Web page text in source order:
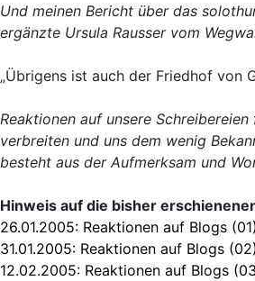
Und meinen Bericht über das
ergänzte Ursula Rausser vom
„Übrigens ist auch der Friedhof von
Reaktionen auf unsere
verbreiten und uns dem wenig
besteht aus der Aufmerksam und
Hinweis auf die bisher
26.01.2005: Reaktionen auf Blogs
31.01.2005: Reaktionen auf Blogs
12.02.2005: Reaktionen auf Blogs